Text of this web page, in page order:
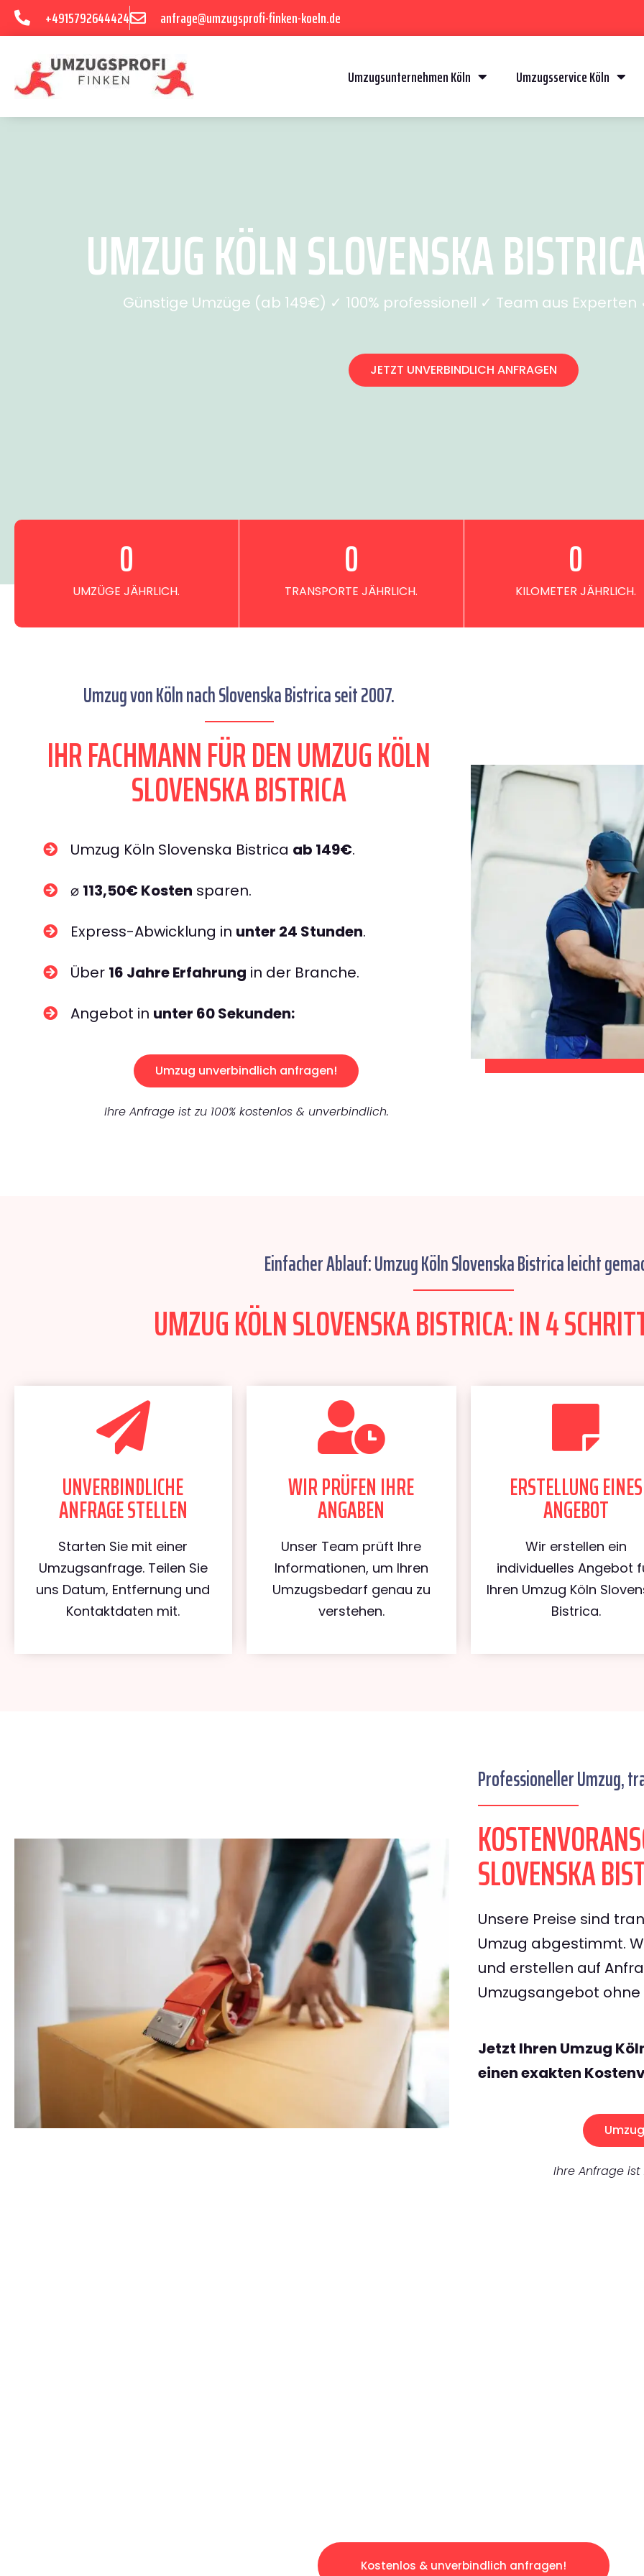
+4915792644424 anfrage@umzugsprofi-finken-koeln.de
Umzugsunternehmen Köln Umzugsservice Köln
UMZUG KÖLN SLOVENSKA
Günstige Umzüge (ab 149€) ✓ 100% professionell ✓ Team aus
JETZT UNVERBINDLICH ANFRAGEN
UMZÜGE JÄHRLICH.
0
TRANSPORTE JÄHRLICH.
0
KILOMETER JÄHRLICH.
0
Umzug von Köln nach Slovenska Bistrica seit 2007.
IHR FACHMANN FÜR DEN UMZUG KÖLN
SLOVENSKA BISTRICA
Umzug Köln Slovenska Bistrica ab 149€.
⌀ 113,50€ Kosten sparen.
Express-Abwicklung in unter 24 Stunden.
Über 16 Jahre Erfahrung in der Branche.
Angebot in unter 60 Sekunden:
Umzug unverbindlich anfragen!
Ihre Anfrage ist zu 100% kostenlos & unverbindlich.
Einfacher Ablauf: Umzug Köln Slovenska Bistrica leicht
UMZUG KÖLN SLOVENSKA BISTRICA: IN 4
UNVERBINDLICHE
ANFRAGE STELLEN
Starten Sie mit einer
Umzugsanfrage. Teilen Sie
uns Datum, Entfernung und
Kontaktdaten mit.
WIR PRÜFEN IHRE
ANGABEN
Unser Team prüft Ihre
Informationen, um Ihren
Umzugsbedarf genau zu
verstehen.
ERSTELLUNG EINES
ANGEBOT
Wir erstellen ein
individuelles Angebot
Ihren Umzug Köln
Bistrica.
Professioneller Umzug,
SLOVENSKA
Unsere Preise sind
Umzug abgestimmt.
und erstellen auf
Umzugsangebot
Jetzt Ihren Umzug
einen exakten
Ihre Anfrage ist
Kostenlos & unverbindlich anfragen!